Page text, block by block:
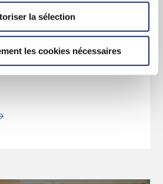
la sélection
les cookies nécessaires
évidents
sur la force et le
tendent Assante CI.